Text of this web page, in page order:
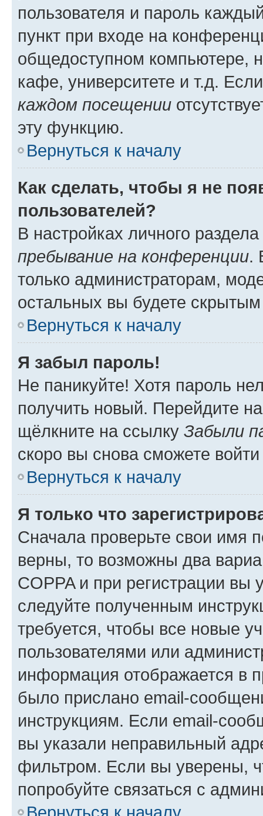
пользователя и пароль
пункт при входе на
общедоступном компьютере,
кафе, университете и т.д.
каждом посещении
эту функцию.
Вернуться к началу
Как сделать, чтобы я не
пользователей?
В настройках личного
пребывание на конференции.
только администраторам,
остальных вы будете
Вернуться к началу
Я забыл пароль!
Не паникуйте! Хотя пароль
получить новый. Перейдите
щёлкните на ссылку Забыли
скоро вы снова сможете
Вернуться к началу
Я только что
Сначала проверьте свои имя
верны, то возможны два
COPPA и при регистрации вы
следуйте полученным
требуется, чтобы все новые
пользователями или
информация отображается в
было прислано email-
инструкциям. Если email-
вы указали неправильный
фильтром. Если вы уверены,
попробуйте связаться с
Вернуться к началу